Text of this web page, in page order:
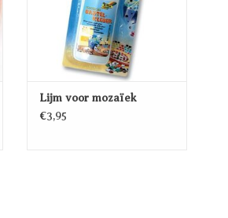
Lijm voor mozaïek
€3,95